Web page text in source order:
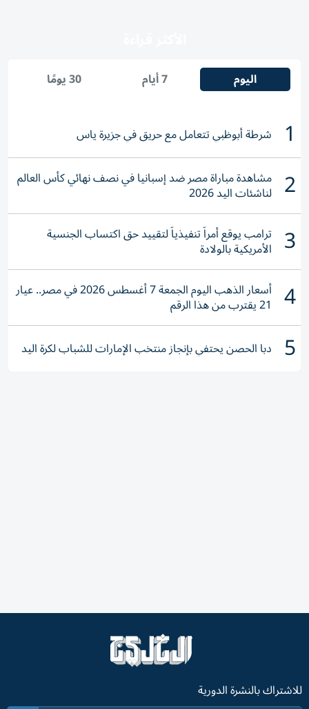
اليوم 7 أيام 30 يومًا
1 شرطة أبوظبي تتعامل مع حريق في جزيرة ياس
2 مشاهدة مباراة مصر ضد إسبانيا في نصف نهائي كأس العالم
لناشئات اليد 2026
3 ترامب يوقع أمراً تنفيذياً لتقييد حق اكتساب الجنسية
الأمريكية بالولادة
4 أسعار الذهب اليوم الجمعة 7 أغسطس 2026 في مصر.. عيار
21 يقترب من هذا الرقم
5 دبا الحصن يحتفي بإنجاز منتخب الإمارات للشباب لكرة اليد
للاشتراك بالنشرة الدورية